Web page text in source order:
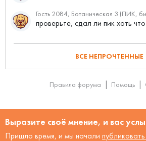
ВСЕ НЕПРОЧТЕННЫЕ
Правила форума Помощь
Выразите своё мнение, и вас
Пришло время, и мы начали